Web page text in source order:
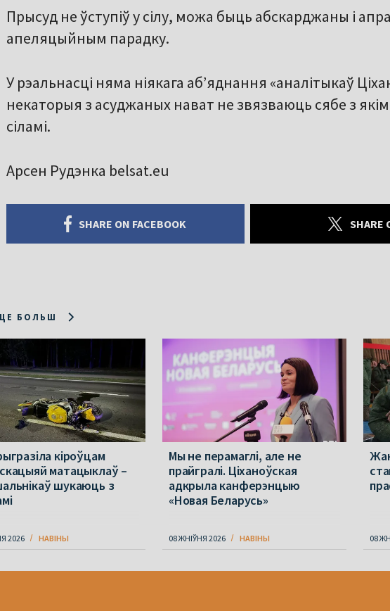
Прысуд не ўступіў у сілу, можа быць абскарджаны і
апеляцыйным парадку.
У рэальнасці няма ніякага аб’яднання «аналітыкаў
некаторыя з асуджаных нават не звязваюць сябе з
сіламі.
Арсен Рудэнка belsat.eu
SHARE ON FACEBOOK SHARE
БОЛЬШ
кіроўцам
матацыклаў –
шукаюць з
2026 НАВІНЫ
Мы не перамаглі, але не
прайгралі. Ціханоўская
адкрыла канферэнцыю
«Новая Беларусь»
08 ЖНІЎНЯ 2026 НАВІНЫ 08